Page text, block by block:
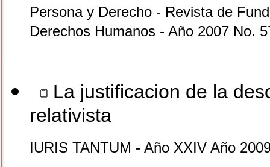
Persona y Derecho - Revista de
Derechos Humanos - Año 2007 No.
La justificacion de la
relativista
IURIS TANTUM - Año XXIV Año